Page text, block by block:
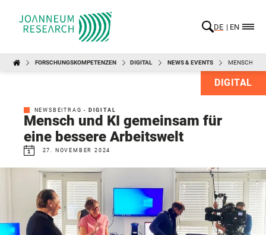
DE EN
FORSCHUNGSKOMPETENZEN DIGITAL NEWS & EVENTS MENSCH
DIGITAL
NEWSBEITRAG - DIGITAL
Mensch und KI gemeinsam für
eine bessere Arbeitswelt
27. NOVEMBER 2024